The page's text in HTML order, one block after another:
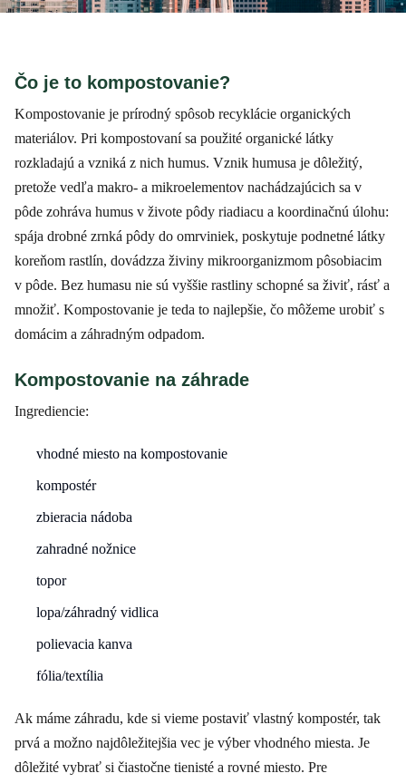
Čo je to kompostovanie?
Kompostovanie je prírodný spôsob recyklácie organických
materiálov. Pri kompostovaní sa použité organické látky
rozkladajú a vzniká z nich humus. Vznik humusa je dôležitý,
pretože vedľa makro- a mikroelementov nachádzajúcich sa v
pôde zohráva humus v živote pôdy riadiacu a koordinačnú úlohu:
spája drobné zrnká pôdy do omrviniek, poskytuje podnetné látky
koreňom rastlín, dovádzza živiny mikroorganizmom pôsobiacim
v pôde. Bez humasu nie sú vyššie rastliny schopné sa živiť, rásť a
množiť. Kompostovanie je teda to najlepšie, čo môžeme urobiť s
domácim a záhradným odpadom.
Kompostovanie na záhrade
Ingrediencie:
vhodné miesto na kompostovanie
kompostér
zbieracia nádoba
zahradné nožnice
topor
lopa/záhradný vidlica
polievacia kanva
fólia/textília
Ak máme záhradu, kde si vieme postaviť vlastný kompostér, tak
prvá a možno najdôležitejšia vec je výber vhodného miesta. Je
dôležité vybrať si čiastočne tienisté a rovné miesto. Pre